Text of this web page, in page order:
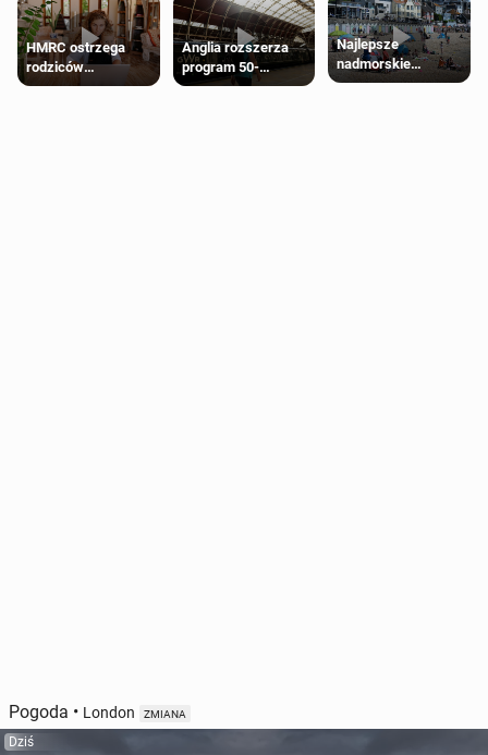
HMRC ostrzega
rodziców
pobierających Child
Anglia rozszerza
program 50-
procentowych
Najlepsze
nadmorskie
miasteczko blisko
Pogoda • London ZMIANA
Dziś